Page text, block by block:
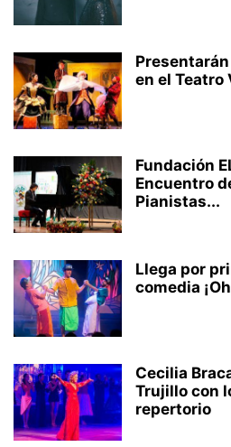
en el Teatro
Fundación
Encuentro
Pianistas...
Llega por
comedia
Cecilia
Trujillo con
repertorio